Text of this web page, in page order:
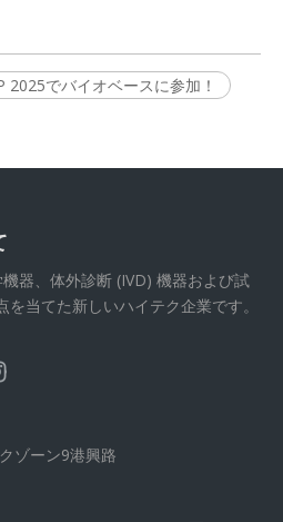
でバイオベースに参加！
器、体外診断 (IVD) 機器および試
当てた新しいハイテク企業です。
ゾーン9港興路